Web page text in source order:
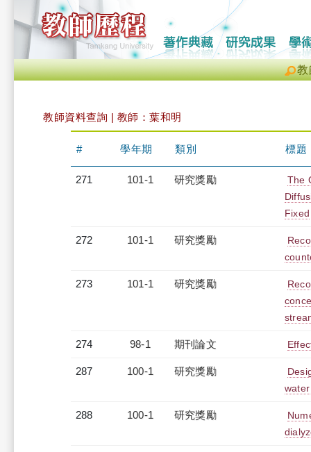
教
教師資料查詢 | 教師：葉和明
# 學年期 類別 標題
271 101-1 研究獎勵
The
Fixed
272 101-1 研究獎勵
273 101-1 研究獎勵
274 98-1 期刊論文
287 100-1 研究獎勵
288 100-1 研究獎勵